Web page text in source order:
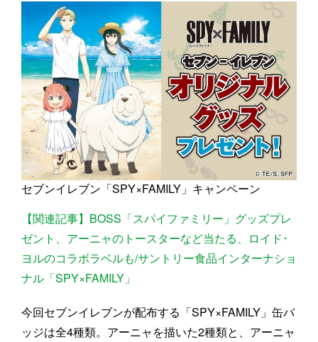
セブンイレブン「SPY×FAMILY」キャンペーン
【関連記事】BOSS「スパイファミリー」グッズプレ
ゼント、アーニャのトースターなど当たる、ロイド･
ヨルのコラボラベルも/サントリー食品インターナショ
ナル「SPY×FAMILY」
今回セブンイレブンが配布する「SPY×FAMILY」缶バ
ッジは全4種類。アーニャを描いた2種類と、アーニャ